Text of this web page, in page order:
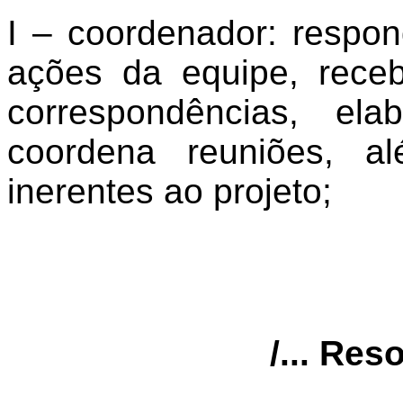
I – coordenador:
ações da equipe,
correspondências,
coordena reuniões,
inerentes ao projeto;
/...